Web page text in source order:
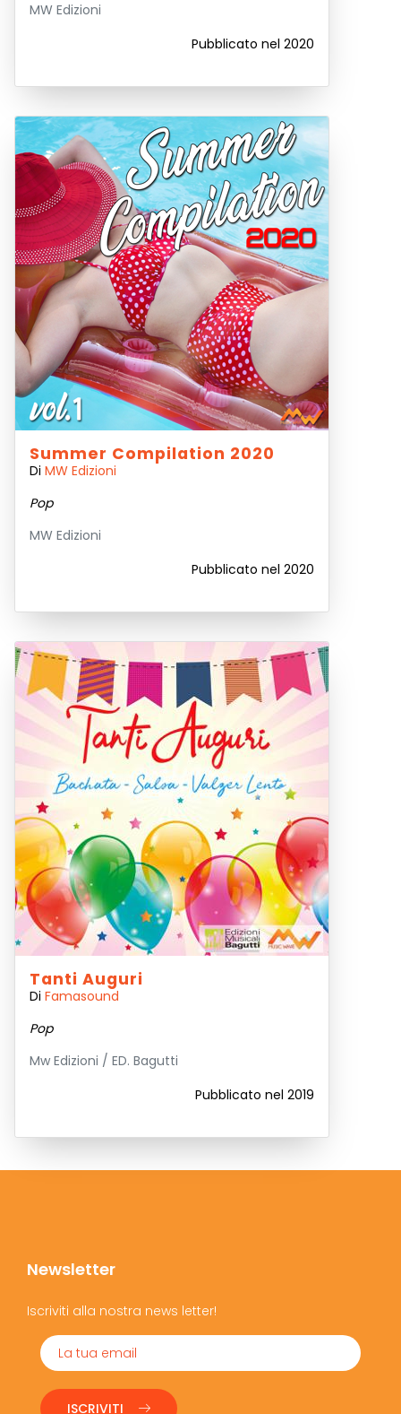
MW Edizioni
Pubblicato nel 2020
Summer Compilation 2020
Di MW Edizioni
Pop
MW Edizioni
Pubblicato nel 2020
Tanti Auguri
Di Famasound
Pop
Mw Edizioni / ED. Bagutti
Pubblicato nel 2019
Newsletter
Iscriviti alla nostra news letter!
ISCRIVITI